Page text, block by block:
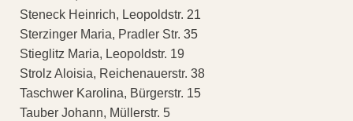
Steneck Heinrich, Leopoldstr. 21
Sterzinger Maria, Pradler Str. 35
Stieglitz Maria, Leopoldstr. 19
Strolz Aloisia, Reichenauerstr. 38
Taschwer Karolina, Bürgerstr. 15
Tauber Johann, Müllerstr. 5